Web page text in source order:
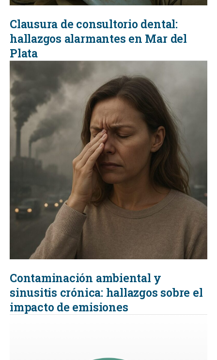
Clausura de consultorio dental:
hallazgos alarmantes en Mar del
Plata
Contaminación ambiental y
sinusitis crónica: hallazgos sobre el
impacto de emisiones